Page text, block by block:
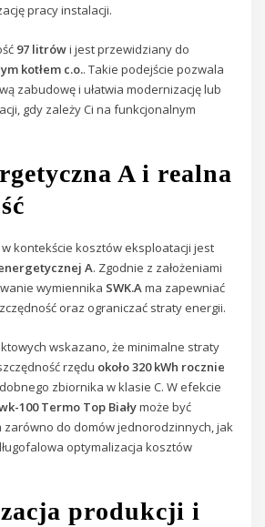
pracy instalacji.
97 litrówi jest przewidziany do
kotłem c.o.. Takie podejście pozwala
zabudowę i ułatwia modernizację lub
gdy zależy Ci na funkcjonalnym
A i realna
kontekście kosztów eksploatacji jest
A. Zgodnie z założeniami
wymiennika SWK.Ama zapewniać
oraz ograniczać straty energii.
wskazano, że minimalne straty
rzędu około 320 kWh rocznie
zbiornika w klasie C. W efekcie
100 Termo Top Białymoże być
do domów jednorodzinnych, jak
optymalizacja kosztów
produkcji i